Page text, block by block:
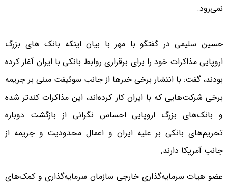
نمی‌رود.
حسین سلیمی در گفتگو با مهر با بیان اینکه بانک های بزرگ
اروپایی مذاکرات خود را برای برقراری روابط بانکی با ایران آغاز کرده‌
بودند، گفت: با انتشار برخی خبرها از جانب سوئیفت مبنی بر جریمه
برخی شرکت‌هایی که با ایران کار کرده‌اند، این مذاکرات کندتر شده
و بانک‌های بزرگ اروپایی احساس نگرانی از بازگشت دوباره
تحریم‌های بانکی بر علیه ایران و اعمال محدودیت و جریمه از
جانب آمریکا دارند.
عضو هیات سرمایه‌گذاری خارجی سازمان سرمایه‌گذاری و کمک‌های